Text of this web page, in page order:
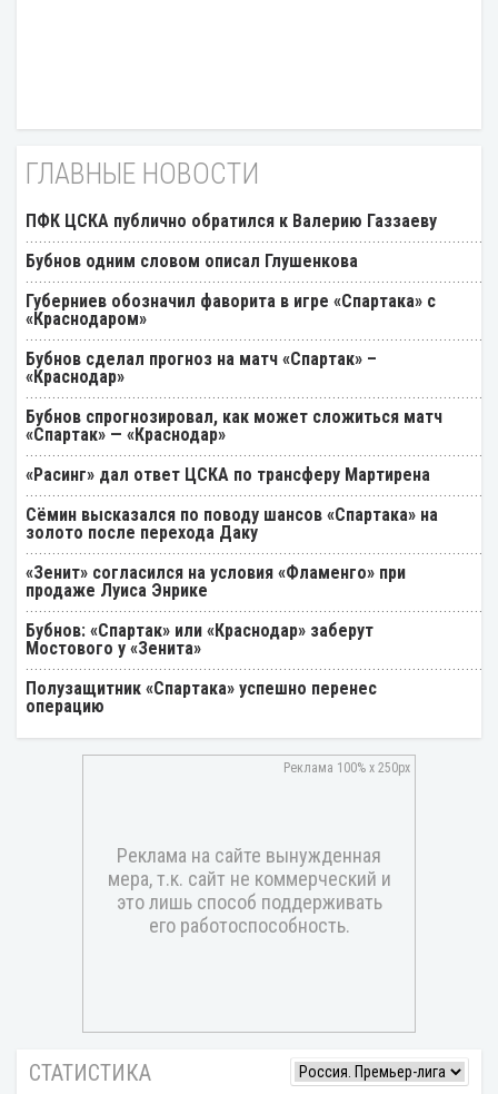
ГЛАВНЫЕ НОВОСТИ
ПФК ЦСКА публично обратился к Валерию Газзаеву
Бубнов одним словом описал Глушенкова
Губерниев обозначил фаворита в игре «Спартака» с
«Краснодаром»
Бубнов сделал прогноз на матч «Спартак» –
«Краснодар»
Бубнов спрогнозировал, как может сложиться матч
«Спартак» — «Краснодар»
«Расинг» дал ответ ЦСКА по трансферу Мартирена
Cёмин высказался по поводу шансов «Спартака» на
золото после перехода Даку
«Зенит» согласился на условия «Фламенго» при
продаже Луиса Энрике
Бубнов: «Спартак» или «Краснодар» заберут
Мостового у «Зенита»
Полузащитник «Спартака» успешно перенес
операцию